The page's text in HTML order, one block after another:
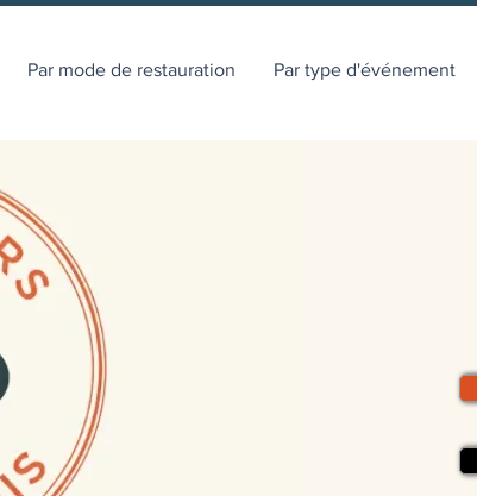
Par mode de restauration Par type d'événement